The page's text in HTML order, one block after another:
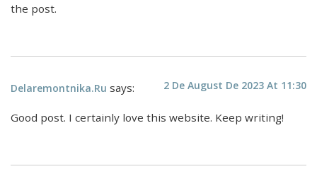
the post.
Delaremontnika.ru says: 2 De August De 2023 At 11:30
Good post. I certainly love this website. Keep writing!